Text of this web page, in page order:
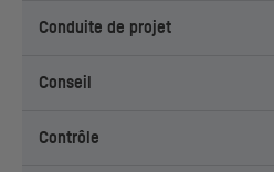
Conduite de projet
Conseil
Contrôle